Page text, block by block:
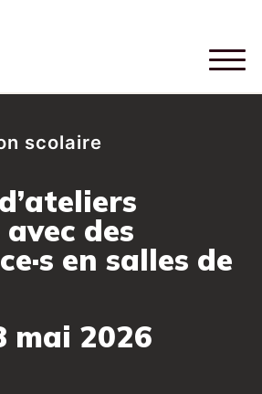
scolaire
des
·s en salles de
mai 2026